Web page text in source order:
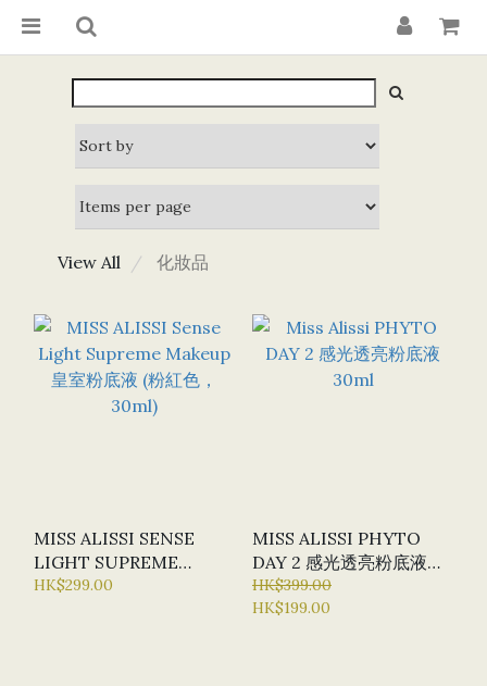
View All 化妝品
MISS ALISSI SENSE
LIGHT SUPREME
MAKEUP 皇室粉底液 (粉
HK$299.00
MISS ALISSI PHYTO
DAY 2 感光透亮粉底液
30ML
HK$399.00
HK$199.00